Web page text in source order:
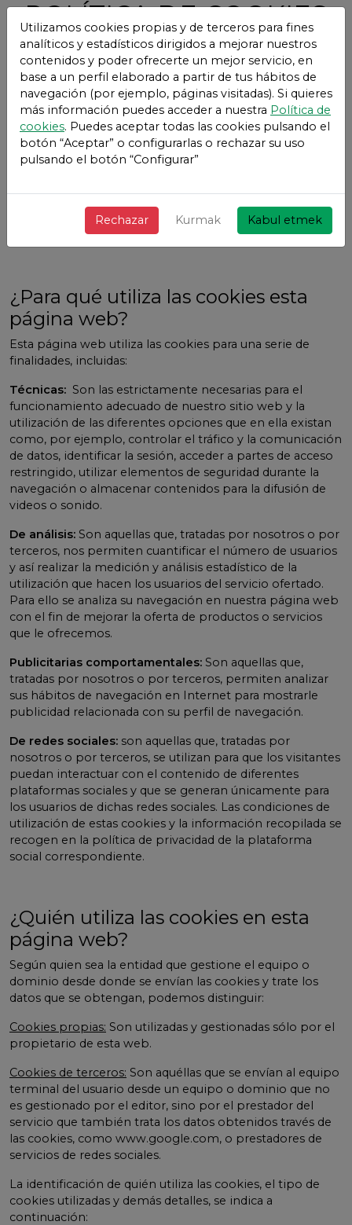
POLÍTICA DE COOKIES
Vivetix
¿Qué son las cookies?
Este sitio web utiliza cookies y/o tecnologías similares
que almacenan y recuperan información cuando navegas.
En general, estas tecnologías pueden servir para
finalidades muy diversas, como, por ejemplo,
reconocerte como usuario, obtener información sobre
hacemos de estas tecnologías se describen a
continuación.
¿Para qué utiliza las cookies esta
página web?
Esta página web utiliza las cookies para una serie de
finalidades, incluidas:
Técnicas: Son las estrictamente necesarias para el
funcionamiento adecuado de nuestro sitio web y la
utilización de las diferentes opciones que en ella existan
como, por ejemplo, controlar el tráfico y la comunicación
de datos, identificar la sesión, acceder a partes de acceso
restringido, utilizar elementos de seguridad durante la
navegación o almacenar contenidos para la difusión de
videos o sonido.
De análisis: Son aquellas que, tratadas por nosotros o por
terceros, nos permiten cuantificar el número de usuarios
y así realizar la medición y análisis estadístico de la
utilización que hacen los usuarios del servicio ofertado.
Para ello se analiza su navegación en nuestra página web
con el fin de mejorar la oferta de productos o servicios
que le ofrecemos.
Publicitarias comportamentales: Son aquellas que,
tratadas por nosotros o por terceros, permiten analizar
sus hábitos de navegación en Internet para mostrarle
publicidad relacionada con su perfil de navegación.
De redes sociales: son aquellas que, tratadas por
nosotros o por terceros, se utilizan para que los visitantes
puedan interactuar con el contenido de diferentes
plataformas sociales y que se generan únicamente para
los usuarios de dichas redes sociales. Las condiciones de
utilización de estas cookies y la información recopilada se
recogen en la política de privacidad de la plataforma
social correspondiente.
¿Quién utiliza las cookies en esta
página web?
Según quien sea la entidad que gestione el equipo o
dominio desde donde se envían las cookies y trate los
datos que se obtengan, podemos distinguir:
Cookies propias: Son utilizadas y gestionadas sólo por el
propietario de esta web.
Cookies de terceros: Son aquéllas que se envían al equipo
terminal del usuario desde un equipo o dominio que no
es gestionado por el editor, sino por el prestador del
servicio que también trata los datos obtenidos través de
las cookies, como www.google.com, o prestadores de
servicios de redes sociales.
La identificación de quién utiliza las cookies, el tipo de
cookies utilizadas y demás detalles, se indica a
continuación:
Utilizamos cookies propias y de terceros para fines
analíticos y estadísticos dirigidos a mejorar nuestros
contenidos y poder ofrecerte un mejor servicio, en
base a un perfil elaborado a partir de tus hábitos de
navegación (por ejemplo, páginas visitadas). Si quieres
más información puedes acceder a nuestra Política de
cookies. Puedes aceptar todas las cookies pulsando el
botón “Aceptar” o configurarlas o rechazar su uso
pulsando el botón “Configurar”
Rechazar Kurmak Kabul etmek